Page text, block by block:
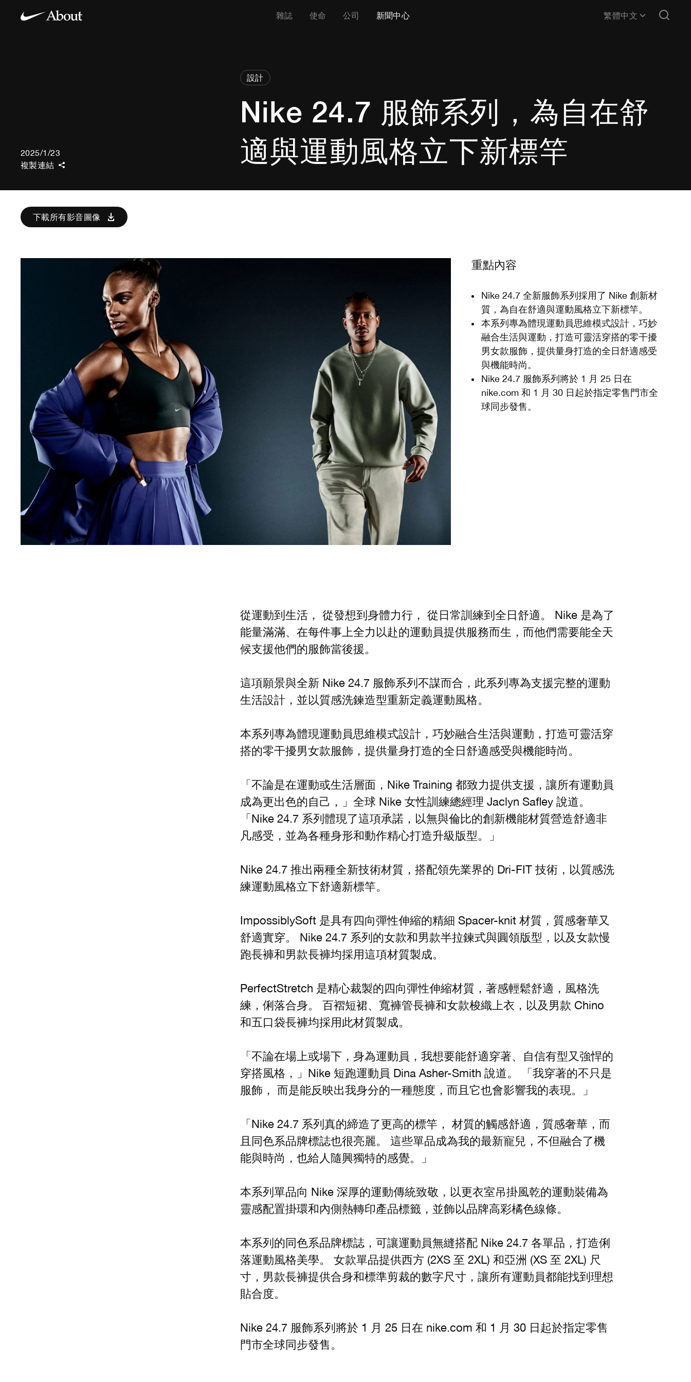
雜誌 使命 公司 新聞中心 繁體中文
設計
Nike 24.7 服飾系列，為自在舒
適與運動風格立下新標竿
2025/1/23
複製連結
下載所有影音圖像
重點內容
Nike 24.7 全新服飾系列採用了 Nike 創新材
質，為自在舒適與運動風格立下新標竿。
本系列專為體現運動員思維模式設計，巧妙
融合生活與運動，打造可靈活穿搭的零干擾
男女款服飾，提供量身打造的全日舒適感受
與機能時尚。
Nike 24.7 服飾系列將於 1 月 25 日在
nike.com 和 1 月 30 日起於指定零售門市全
球同步發售。
從運動到生活， 從發想到身體力行， 從日常訓練到全日舒適。 Nike 是為了
能量滿滿、在每件事上全力以赴的運動員提供服務而生，而他們需要能全天
候支援他們的服飾當後援。
這項願景與全新 Nike 24.7 服飾系列不謀而合，此系列專為支援完整的運動
生活設計，並以質感洗鍊造型重新定義運動風格。
本系列專為體現運動員思維模式設計，巧妙融合生活與運動，打造可靈活穿
搭的零干擾男女款服飾，提供量身打造的全日舒適感受與機能時尚。
「不論是在運動或生活層面，Nike Training 都致力提供支援，讓所有運動員
成為更出色的自己，」全球 Nike 女性訓練總經理 Jaclyn Safley 說道。
「Nike 24.7 系列體現了這項承諾，以無與倫比的創新機能材質營造舒適非
凡感受，並為各種身形和動作精心打造升級版型。」
Nike 24.7 推出兩種全新技術材質，搭配領先業界的 Dri-FIT 技術，以質感洗
練運動風格立下舒適新標竿。
ImpossiblySoft 是具有四向彈性伸縮的精細 Spacer-knit 材質，質感奢華又
舒適實穿。 Nike 24.7 系列的女款和男款半拉鍊式與圓領版型，以及女款慢
跑長褲和男款長褲均採用這項材質製成。
PerfectStretch 是精心裁製的四向彈性伸縮材質，著感輕鬆舒適，風格洗
練，俐落合身。 百褶短裙、寬褲管長褲和女款梭織上衣，以及男款 Chino
和五口袋長褲均採用此材質製成。
「不論在場上或場下，身為運動員，我想要能舒適穿著、自信有型又強悍的
穿搭風格，」Nike 短跑運動員 Dina Asher-Smith 說道。 「我穿著的不只是
服飾， 而是能反映出我身分的一種態度，而且它也會影響我的表現。」
「Nike 24.7 系列真的締造了更高的標竿， 材質的觸感舒適，質感奢華，而
且同色系品牌標誌也很亮麗。 這些單品成為我的最新寵兒，不但融合了機
能與時尚，也給人隨興獨特的感覺。」
本系列單品向 Nike 深厚的運動傳統致敬，以更衣室吊掛風乾的運動裝備為
靈感配置掛環和內側熱轉印產品標籤，並飾以品牌高彩橘色線條。
本系列的同色系品牌標誌，可讓運動員無縫搭配 Nike 24.7 各單品，打造俐
落運動風格美學。 女款單品提供西方 (2XS 至 2XL) 和亞洲 (XS 至 2XL) 尺
寸，男款長褲提供合身和標準剪裁的數字尺寸，讓所有運動員都能找到理想
貼合度。
Nike 24.7 服飾系列將於 1 月 25 日在 nike.com 和 1 月 30 日起於指定零售
門市全球同步發售。